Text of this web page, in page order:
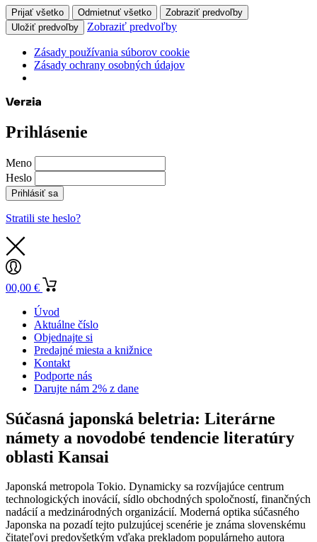
Prijať všetko Odmietnuť všetko
Zobraziť predvoľby
Uložiť predvoľby
Zobraziť predvoľby
Zásady používania súborov cookie
Zásady ochrany osobných údajov
Prihlásenie
Meno
Heslo
Prihlásiť sa
Stratili ste heslo?
00,00 €
Úvod
Aktuálne číslo
Objednajte si
Predajné miesta a knižnice
Kontakt
Podporte nás
Darujte nám 2% z dane
Súčasná japonská beletria: Literárne
námety a novodobé tendencie literatúry
oblasti Kansai
Japonská metropola Tokio. Dynamicky sa rozvíjajúce centrum
technologických inovácií, sídlo obchodných spoločností, finančných
nadácií a medzinárodných organizácií. Moderná optika súčasného
Japonska na pozadí tejto pulzujúcej scenérie je známa slovenskému
čitateľovi predovšetkým vďaka prekladom populárneho autora